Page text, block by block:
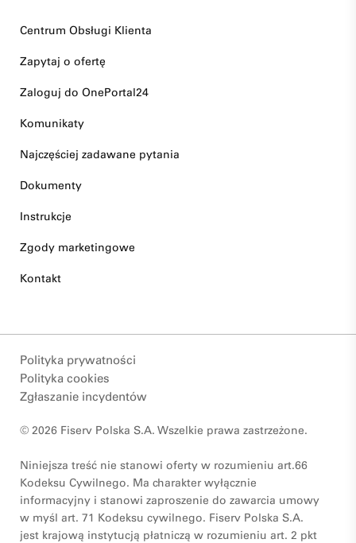
Centrum Obsługi Klienta
Zapytaj o ofertę
Zaloguj do OnePortal24
Komunikaty
Najczęściej zadawane pytania
Dokumenty
Instrukcje
Zgody marketingowe
Kontakt
Polityka prywatności
Polityka cookies
Zgłaszanie incydentów
© 2026 Fiserv Polska S.A. Wszelkie prawa zastrzeżone.
Niniejsza treść nie stanowi oferty w rozumieniu art.66
Kodeksu Cywilnego. Ma charakter wyłącznie
informacyjny i stanowi zaproszenie do zawarcia umowy
w myśl art. 71 Kodeksu cywilnego. Fiserv Polska S.A.
jest krajową instytucją płatniczą w rozumieniu art. 2 pkt